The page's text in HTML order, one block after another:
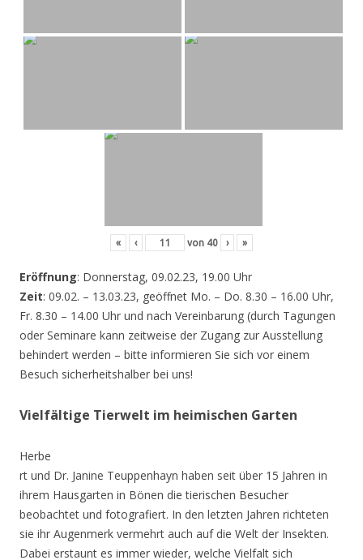
« ‹ von 40 › »
Eröffnung: Donnerstag, 09.02.23, 19.00 Uhr
Zeit: 09.02. – 13.03.23, geöffnet Mo. – Do. 8.30 – 16.00 Uhr,
Fr. 8.30 – 14.00 Uhr und nach Vereinbarung (durch Tagungen
oder Seminare kann zeitweise der Zugang zur Ausstellung
behindert werden – bitte informieren Sie sich vor einem
Besuch sicherheitshalber bei uns!
Vielfältige Tierwelt im heimischen Garten
Herbe
rt und Dr. Janine Teuppenhayn haben seit über 15 Jahren in
ihrem Hausgarten in Bönen die tierischen Besucher
beobachtet und fotografiert. In den letzten Jahren richteten
sie ihr Augenmerk vermehrt auch auf die Welt der Insekten.
Dabei erstaunt es immer wieder, welche Vielfalt sich